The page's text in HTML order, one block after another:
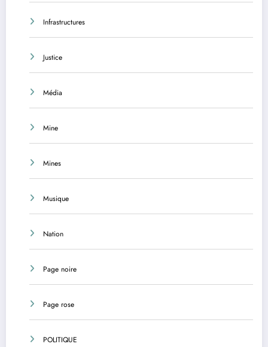
Infrastructures
Justice
Média
Mine
Mines
Musique
Nation
Page noire
Page rose
POLITIQUE